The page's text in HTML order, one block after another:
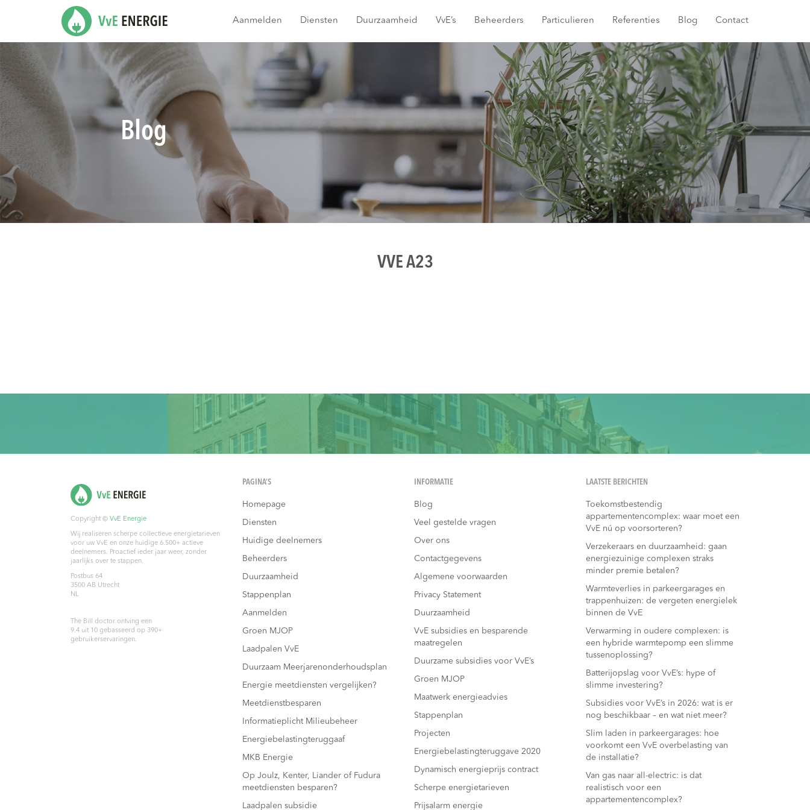
Aanmelden Diensten Duurzaamheid VvE’s Beheerders Particulieren Referenties Blog Contact
Blog
VVE A23
Copyright © VvE Energie
Wij realiseren scherpe collectieve energietarieven
voor uw VvE en onze huidige 6.500+ actieve
deelnemers. Proactief ieder jaar weer, zonder
jaarlijks over te stappen.
Postbus 64
3500 AB Utrecht
NL
The Bill doctor ontving een
9.4 uit 10 gebasseerd op 390+
gebruikerservaringen.
PAGINA’S
Homepage
Diensten
Huidige deelnemers
Beheerders
Duurzaamheid
Stappenplan
Aanmelden
Groen MJOP
Laadpalen VvE
Duurzaam Meerjarenonderhoudsplan
Energie meetdiensten vergelijken?
Meetdienstbesparen
Informatieplicht Milieubeheer
Energiebelastingteruggaaf
MKB Energie
Op Joulz, Kenter, Liander of Fudura
meetdiensten besparen?
Laadpalen subsidie
INFORMATIE
Blog
Veel gestelde vragen
Over ons
Contactgegevens
Algemene voorwaarden
Privacy Statement
Duurzaamheid
VvE subsidies en besparende
maatregelen
Duurzame subsidies voor VvE’s
Groen MJOP
Maatwerk energieadvies
Stappenplan
Projecten
Energiebelastingteruggave 2020
Dynamisch energieprijs contract
Scherpe energietarieven
Prijsalarm energie
LAATSTE BERICHTEN
Toekomstbestendig
appartementencomplex: waar moet een
VvE nú op voorsorteren?
Verzekeraars en duurzaamheid: gaan
energiezuinige complexen straks
minder premie betalen?
Warmteverlies in parkeergarages en
trappenhuizen: de vergeten energielek
binnen de VvE
Verwarming in oudere complexen: is
een hybride warmtepomp een slimme
tussenoplossing?
Batterijopslag voor VvE’s: hype of
slimme investering?
Subsidies voor VvE’s in 2026: wat is er
nog beschikbaar – en wat niet meer?
Slim laden in parkeergarages: hoe
voorkomt een VvE overbelasting van
de installatie?
Van gas naar all-electric: is dat
realistisch voor een
appartementencomplex?